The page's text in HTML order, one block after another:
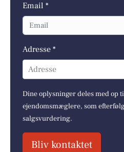
Email *
Adresse *
Adresse
Dine oplysninger deles med op
ejendomsmæglere, som
salgsvurdering.
Bliv kontaktet